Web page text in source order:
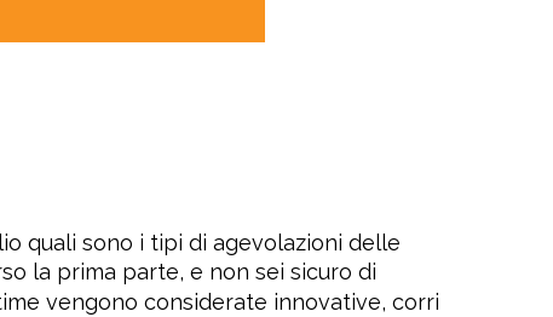
quali sono i tipi di agevolazioni delle
la prima parte, e non sei sicuro di
vengono considerate innovative, corri